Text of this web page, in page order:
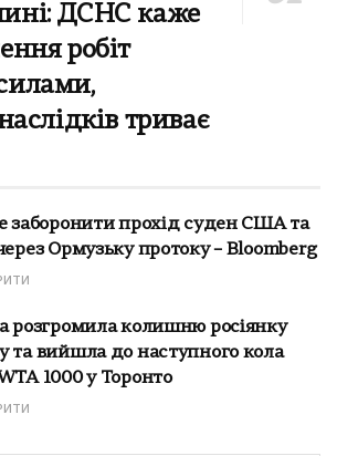
ДСНС каже
робіт
триває
заборонити прохід суден США та
Ормузьку протоку – Bloomberg
розгромила колишню росіянку
та вийшла до наступного кола
1000 у Торонто